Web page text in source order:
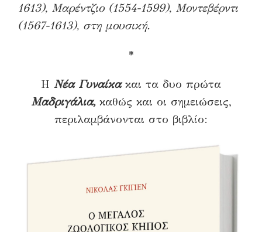
1613), Μαρέντζιο (1554-1599), Μοντεβέρντι
(1567-1613), στη μουσική.
*
Η Νέα Γυναίκακαι τα δυο πρώτα
Μαδριγάλια, καθώς και οι σημειώσεις,
περιλαμβάνονται στο βιβλίο: